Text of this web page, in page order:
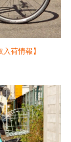
荷情報】